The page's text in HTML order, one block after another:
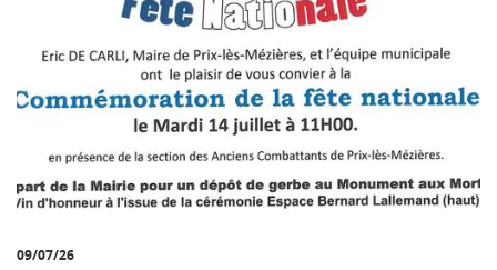
09/07/26